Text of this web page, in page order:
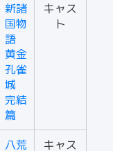
新諸
国物
語
黄金
孔雀
城
完結
篇
キャス
ト
八荒
キャス